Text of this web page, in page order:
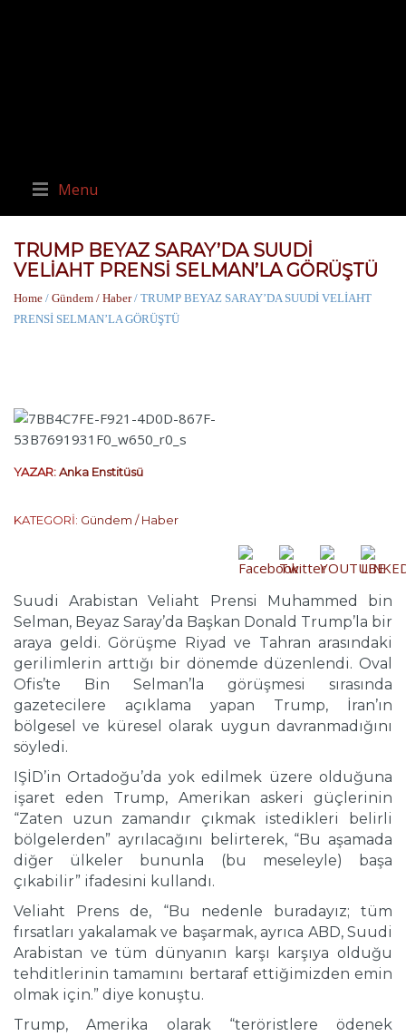
Menu
TRUMP BEYAZ SARAY’DA SUUDİ
VELİAHT PRENSİ SELMAN’LA GÖRÜŞTÜ
Home / Gündem / Haber/ TRUMP BEYAZ SARAY’DA SUUDİ VELİAHT
PRENSİ SELMAN’LA GÖRÜŞTÜ
YAZAR:Anka Enstitüsü
KATEGORİ: Gündem / Haber
Suudi Arabistan Veliaht Prensi Muhammed bin
Selman, Beyaz Saray’da Başkan Donald Trump’la bir
araya geldi. Görüşme Riyad ve Tahran arasındaki
gerilimlerin arttığı bir dönemde düzenlendi. Oval
Ofis’te Bin Selman’la görüşmesi sırasında
gazetecilere açıklama yapan Trump, İran’ın
bölgesel ve küresel olarak uygun davranmadığını
söyledi.
IŞİD’in Ortadoğu’da yok edilmek üzere olduğuna
işaret eden Trump, Amerikan askeri güçlerinin
“Zaten uzun zamandır çıkmak istedikleri belirli
bölgelerden” ayrılacağını belirterek, “Bu aşamada
diğer ülkeler bununla (bu meseleyle) başa
çıkabilir” ifadesini kullandı.
Veliaht Prens de, “Bu nedenle buradayız; tüm
fırsatları yakalamak ve başarmak, ayrıca ABD, Suudi
Arabistan ve tüm dünyanın karşı karşıya olduğu
tehditlerinin tamamını bertaraf ettiğimizden emin
olmak için.” diye konuştu.
Trump, Amerika olarak “teröristlere ödenek